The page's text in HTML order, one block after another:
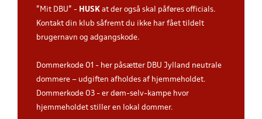
"Mit DBU" - HUSK at der også skal påføres officials.
Kontakt din klub såfremt du ikke har fået tildelt
brugernavn og adgangskode.
Dommerkode 01 - her påsætter DBU Jylland neutrale
dommere – udgiften afholdes af hjemmeholdet.
Dommerkode 03 - er døm-selv-kampe hvor
hjemmeholdet stiller en lokal dommer.